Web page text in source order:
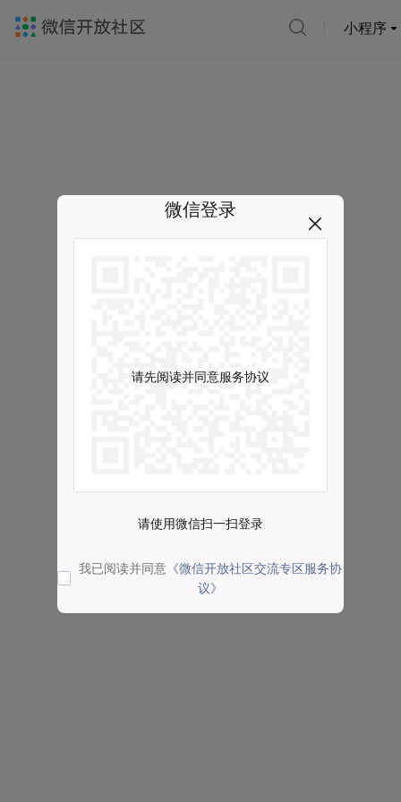
小程序
微信登录
请先阅读并同意服务协议
请使用微信扫一扫登录
我已阅读并同意 《微信开放社区交流专区服务协
议》